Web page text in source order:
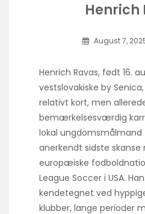
Henrich
August 7,
Henrich Ravas, født 16.
vestslovakiske by
relativt kort, men
bemærkelsesværdig
lokal
anerkendt sidste
europæiske
League Soccer i USA.
kendetegnet ved
klubber, lange perioder